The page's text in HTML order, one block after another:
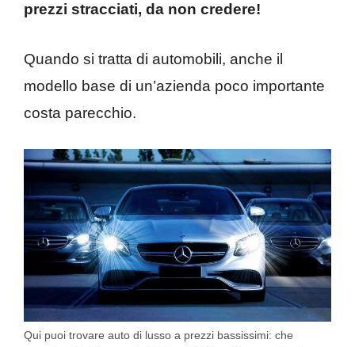
prezzi stracciati, da non credere!
Quando si tratta di automobili, anche il
modello base di un’azienda poco importante
costa parecchio.
Qui puoi trovare auto di lusso a prezzi bassissimi: che